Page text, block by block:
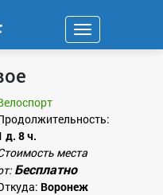
Навигация
д. 8 ч.
места
Бесплатно
Воронеж